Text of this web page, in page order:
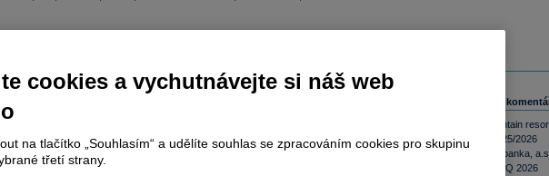
Související
Tatry mountain
zpráva 2025/2026
Komerční banka,
výsledky 2Q 2026
cookies a vychutnávejte si náš web
na tlačítko „Souhlasím“ a udělíte souhlas se zpracováním cookies pro skupinu
třetí strany.